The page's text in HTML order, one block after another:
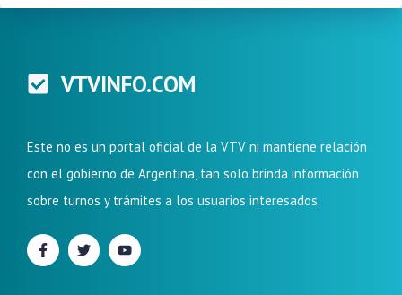
VTVINFO.COM
Este no es un portal oficial de la VTV ni mantiene relación
con el gobierno de Argentina, tan solo brinda información
sobre turnos y trámites a los usuarios interesados.